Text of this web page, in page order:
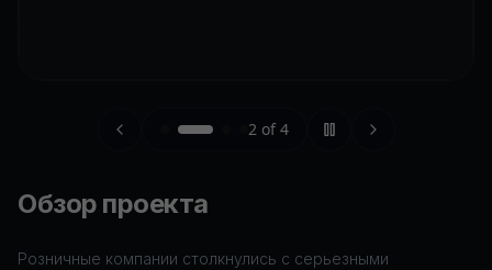
2of 4
Обзор проекта
Розничные компании столкнулись с серьезными